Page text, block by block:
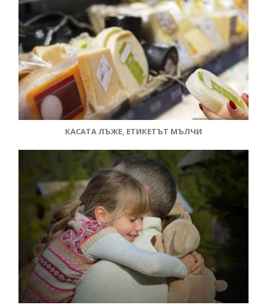
КАСАТА ЛЪЖЕ, ЕТИКЕТЪТ МЪЛЧИ